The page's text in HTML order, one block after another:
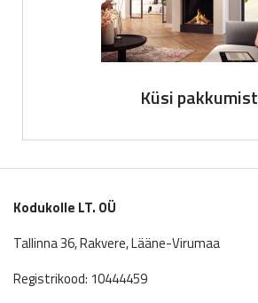
Küsi pakkumist
Kodukolle LT. OÜ
Tallinna 36, Rakvere, Lääne-Virumaa
Registrikood: 10444459